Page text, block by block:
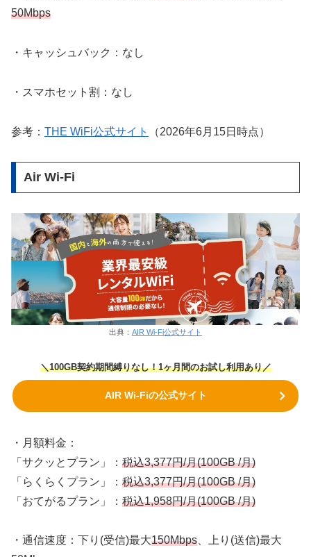
50Mbps
・キャッシュバック：なし
・スマホセット割：なし
参考： THE WiFi公式サイト （2026年6月15日時点）
Air Wi-Fi
出典： AIR Wi-Fi公式サイト
＼100GB契約期間縛りなし！1ヶ月間のお試し利用あり／
AIR Wi-Fiの公式サイト
・月額料金：
「サクッとプラン」： 税込3,377円/月(100GB /月)
「らくらくプラン」： 税込3,377円/月(100GB /月)
「おてがるプラン」： 税込1,958円/月(100GB /月)
・通信速度：下り(受信)最大150Mbps 、上り(送信)最大